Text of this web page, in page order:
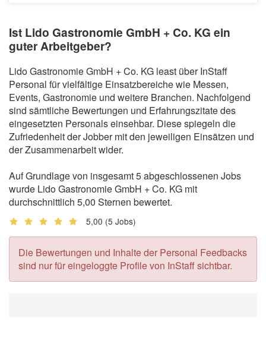
Ist Lido Gastronomie GmbH + Co. KG ein
guter Arbeitgeber?
Lido Gastronomie GmbH + Co. KG least über InStaff
Personal für vielfältige Einsatzbereiche wie Messen,
Events, Gastronomie und weitere Branchen. Nachfolgend
sind sämtliche Bewertungen und Erfahrungszitate des
eingesetzten Personals einsehbar. Diese spiegeln die
Zufriedenheit der Jobber mit den jeweiligen Einsätzen und
der Zusammenarbeit wider.
Auf Grundlage von insgesamt 5 abgeschlossenen Jobs
wurde Lido Gastronomie GmbH + Co. KG mit
durchschnittlich 5,00 Sternen bewertet.
5,00 (5 Jobs)
Die Bewertungen und Inhalte der Personal Feedbacks
sind nur für eingeloggte Profile von InStaff sichtbar.